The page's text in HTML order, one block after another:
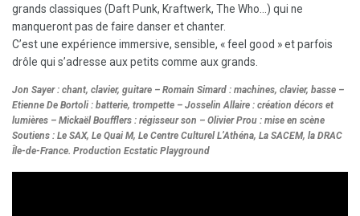
grands classiques (Daft Punk, Kraftwerk, The Who…) qui ne
manqueront pas de faire danser et chanter.
C’est une expérience immersive, sensible, « feel good » et parfois
drôle qui s’adresse aux petits comme aux grands.
Jon Sayer : chant, clavier, guitare – Romain Simard : machines, clavier, basse –
Etienne De Bortoli : batterie, trompette – Josselin Allaire : création décors et
lumières – Mickaël Boufflers : régisseur son – Olivier Prou : mise en scène
Soutiens : Le SAX, Le Quai M, Le Centre Culturel L’Athéna, La SACEM, la DRAC
Île-de-France. Production Ecstatic Playground